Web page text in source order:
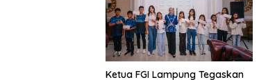
Ketua FGI Lampung Tegaskan